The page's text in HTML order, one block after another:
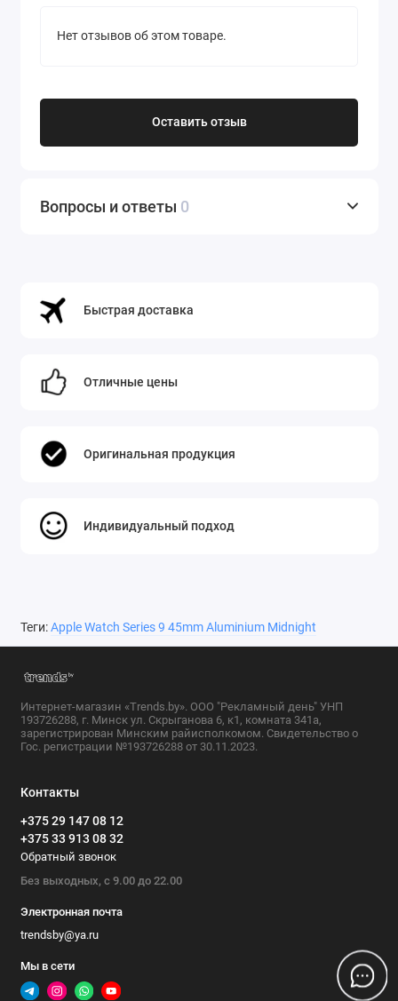
Нет отзывов об этом товаре.
Оставить отзыв
Вопросы и ответы 0
Быстрая доставка
Отличные цены
Оригинальная продукция
Индивидуальный подход
Теги:Apple Watch Series 9 45mm Aluminium Midnight
Интернет-магазин «Trends.by». ООО "Рекламный день" УНП
193726288, г. Минск ул. Скрыганова 6, к1, комната 341а,
зарегистрирован Минским райисполкомом. Свидетельство о
Гос. регистрации №193726288 от 30.11.2023.
Контакты
+375 29 147 08 12
+375 33 913 08 32
Обратный звонок
Без выходных, с 9.00 до 22.00
Электронная почта
trendsby@ya.ru
Мы в сети